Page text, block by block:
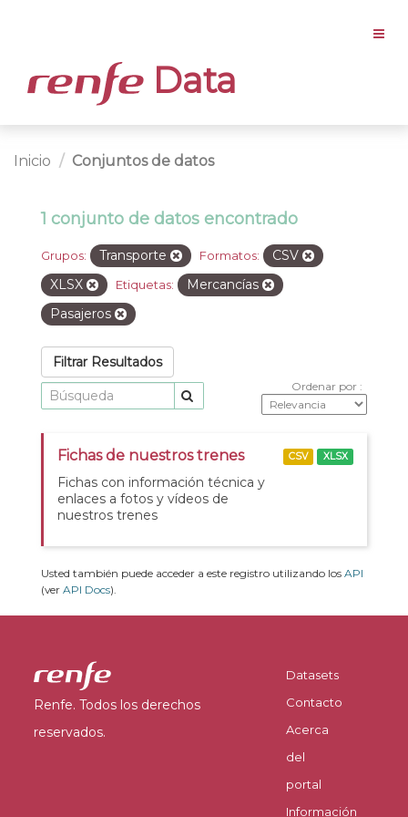
Data
Inicio Conjuntos de datos
1 conjunto de datos encontrado
Grupos: Transporte Formatos:
CSV
XLSX
Etiquetas:
Mercancías
Pasajeros
Filtrar Resultados
Ordenar por
Fichas de nuestros trenes
Fichas con información técnica y
enlaces a fotos y vídeos de
nuestros trenes
CSV XLSX
Usted también puede acceder a este registro utilizando los API
(ver API Docs).
Renfe. Todos los derechos
reservados.
Datasets
Contacto
Acerca
del
portal
Información